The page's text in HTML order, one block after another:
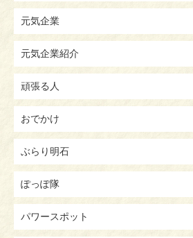
元気企業
元気企業紹介
頑張る人
おでかけ
ぶらり明石
ぽっぽ隊
パワースポット